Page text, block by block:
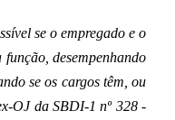
se o empregado e o
desempenhando
se os cargos têm, ou
OJ da SBDI-1 nº 328 -